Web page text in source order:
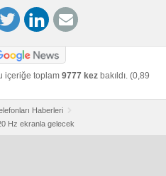
içeriğe toplam 9777 kez bakıldı. (0,89
Haberleri
Hz ekranla gelecek